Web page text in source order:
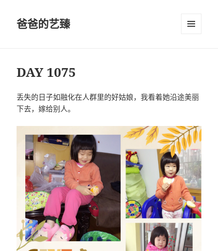
爸爸的艺臻
DAY 1075
丢失的日子如融化在人群里的好姑娘，我看着她沿途美丽
下去，嫁给别人。